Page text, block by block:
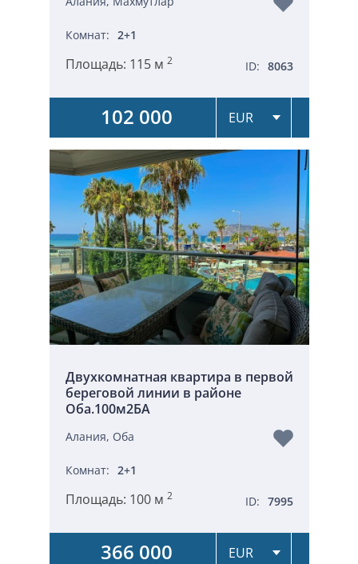
Комнат: 2+1
Площадь: 115 м 2 ID: 8063
102 000
Двухкомнатная квартира в первой
береговой линии в районе
Оба.100м2БА
Алания, Оба
Комнат: 2+1
Площадь: 100 м 2 ID: 7995
366 000